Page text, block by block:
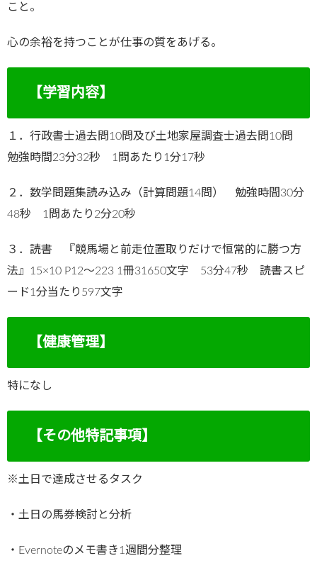
こと。
心の余裕を持つことが仕事の質をあげる。
【学習内容】
１．行政書士過去問10問及び土地家屋調査士過去問10問
勉強時間23分32秒 1問あたり1分17秒
２．数学問題集読み込み（計算問題14問） 勉強時間30分
48秒 1問あたり2分20秒
３．読書 『競馬場と前走位置取りだけで恒常的に勝つ方
法』15×10 P12～223 1冊31650文字 53分47秒 読書スピ
ード1分当たり597文字
【健康管理】
特になし
【その他特記事項】
※土日で達成させるタスク
・土日の馬券検討と分析
・Evernoteのメモ書き1週間分整理